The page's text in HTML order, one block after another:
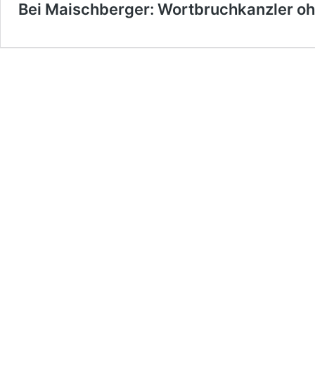
Bei Maischberger: Wortbruchkanzler